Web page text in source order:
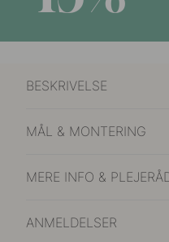
BESKRIVELSE
MÅL & MONTERING
MERE INFO &
ANMELDELSER